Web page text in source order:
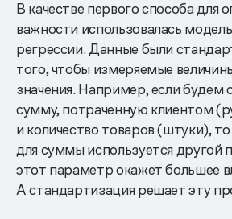
В качестве первого способа для
важности использовалась
регрессии. Данные были
того, чтобы измеряемые
значения. Например, если будем
сумму, потраченную клиентом
и количество товаров (штуки),
для суммы используется другой
этот параметр окажет большее
А стандартизация решает эту